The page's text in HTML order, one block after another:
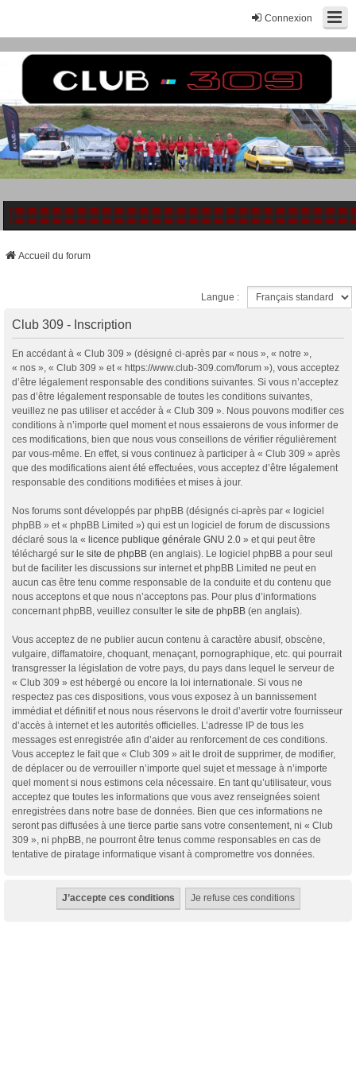
Connexion
Accueil du forum
Langue :
Club 309 - Inscription
En accédant à « Club 309 » (désigné ci-après par « nous », « notre »,
« nos », « Club 309 » et « https://www.club-309.com/forum »), vous acceptez
d’être légalement responsable des conditions suivantes. Si vous n’acceptez
pas d’être légalement responsable de toutes les conditions suivantes,
veuillez ne pas utiliser et accéder à « Club 309 ». Nous pouvons modifier ces
conditions à n’importe quel moment et nous essaierons de vous informer de
ces modifications, bien que nous vous conseillons de vérifier régulièrement
par vous-même. En effet, si vous continuez à participer à « Club 309 » après
que des modifications aient été effectuées, vous acceptez d’être légalement
responsable des conditions modifiées et mises à jour.
Nos forums sont développés par phpBB (désignés ci-après par « logiciel
phpBB » et « phpBB Limited ») qui est un logiciel de forum de discussions
déclaré sous la « licence publique générale GNU 2.0 » et qui peut être
téléchargé sur le site de phpBB (en anglais). Le logiciel phpBB a pour seul
but de faciliter les discussions sur internet et phpBB Limited ne peut en
aucun cas être tenu comme responsable de la conduite et du contenu que
nous acceptons et que nous n’acceptons pas. Pour plus d’informations
concernant phpBB, veuillez consulter le site de phpBB (en anglais).
Vous acceptez de ne publier aucun contenu à caractère abusif, obscène,
vulgaire, diffamatoire, choquant, menaçant, pornographique, etc. qui pourrait
transgresser la législation de votre pays, du pays dans lequel le serveur de
« Club 309 » est hébergé ou encore la loi internationale. Si vous ne
respectez pas ces dispositions, vous vous exposez à un bannissement
immédiat et définitif et nous nous réservons le droit d’avertir votre fournisseur
d’accès à internet et les autorités officielles. L’adresse IP de tous les
messages est enregistrée afin d’aider au renforcement de ces conditions.
Vous acceptez le fait que « Club 309 » ait le droit de supprimer, de modifier,
de déplacer ou de verrouiller n’importe quel sujet et message à n’importe
quel moment si nous estimons cela nécessaire. En tant qu’utilisateur, vous
acceptez que toutes les informations que vous avez renseignées soient
enregistrées dans notre base de données. Bien que ces informations ne
seront pas diffusées à une tierce partie sans votre consentement, ni « Club
309 », ni phpBB, ne pourront être tenus comme responsables en cas de
tentative de piratage informatique visant à compromettre vos données.